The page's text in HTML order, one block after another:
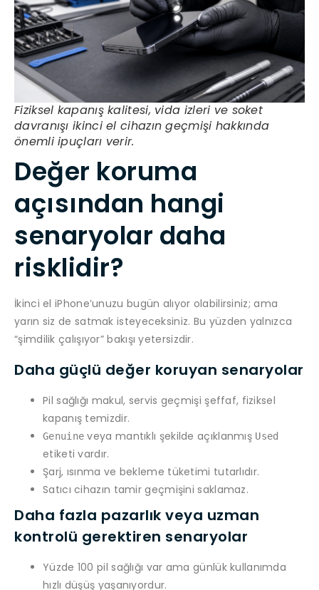
Fiziksel kapanış kalitesi, vida izleri ve soket
davranışı ikinci el cihazın geçmişi hakkında
önemli ipuçları verir.
Değer koruma
açısından hangi
senaryolar daha
risklidir?
İkinci el iPhone’unuzu bugün alıyor olabilirsiniz; ama
yarın siz de satmak isteyeceksiniz. Bu yüzden yalnızca
“şimdilik çalışıyor” bakışı yetersizdir.
Daha güçlü değer koruyan senaryolar
Pil sağlığı makul, servis geçmişi şeffaf, fiziksel
kapanış temizdir.
Genuine veya mantıklı şekilde açıklanmış Used
etiketi vardır.
Şarj, ısınma ve bekleme tüketimi tutarlıdır.
Satıcı cihazın tamir geçmişini saklamaz.
Daha fazla pazarlık veya uzman
kontrolü gerektiren senaryolar
Yüzde 100 pil sağlığı var ama günlük kullanımda
hızlı düşüş yaşanıyordur.